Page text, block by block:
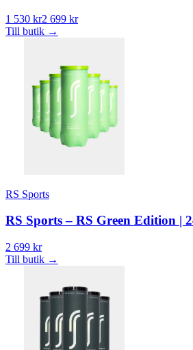
1 530 kr2 699 kr
Till butik →
RS Sports
RS Sports – RS Green Edition |
2 699 kr
Till butik →